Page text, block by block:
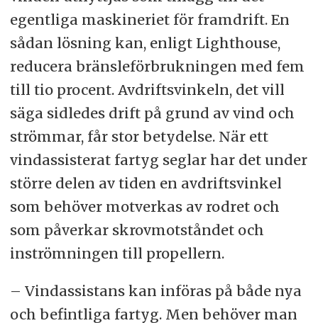
egentliga maskineriet för framdrift. En
sådan lösning kan, enligt Lighthouse,
reducera bränsleförbrukningen med fem
till tio procent. Avdriftsvinkeln, det vill
säga sidledes drift på grund av vind och
strömmar, får stor betydelse. När ett
vindassisterat fartyg seglar har det under
större delen av tiden en avdriftsvinkel
som behöver motverkas av rodret och
som påverkar skrovmotståndet och
inströmningen till propellern.
– Vindassistans kan införas på både nya
och befintliga fartyg. Men behöver man